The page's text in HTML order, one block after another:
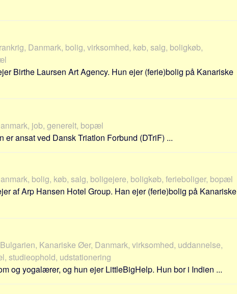
Danmark, bolig, virksomhed, køb, salg, boligkøb,
Birthe Laursen Art Agency. Hun ejer (ferie)bolig på Kanariske
job, generelt, bopæl
er ansat ved Dansk Triatlon Forbund (DTriF) ...
bolig, køb, salg, boligejere, boligkøb, ferieboliger, bopæl
af Arp Hansen Hotel Group. Han ejer (ferie)bolig på Kanariske
Kanariske Øer, Danmark, virksomhed, uddannelse,
studieophold, udstationering
og yogalærer, og hun ejer LittleBigHelp. Hun bor i Indien ...